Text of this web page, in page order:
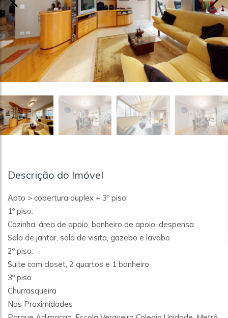
Descrição do Imóvel
Apto > cobertura duplex + 3º piso
1º piso:
Cozinha, área de apoio, banheiro de apoio, despensa
Sala de jantar, sala de visita, gazebo e lavabo
2º piso:
Suite com closet, 2 quartos e 1 banheiro
3º piso
Churrasqueira
Nas Proximidades